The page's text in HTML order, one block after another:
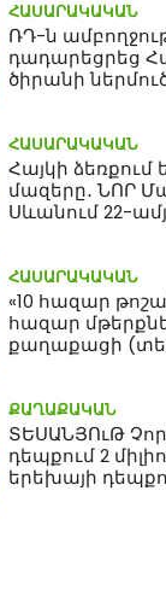
ՀԱՍԱՐԱԿԱԿԱՆ
ՌԴ-ն
դադարեցրեց
ծիրանի
ՀԱՍԱՐԱԿԱԿԱՆ
Հայկի ձեռքում
մազերը․ ՆՈՐ
Սևանում 22-
ՀԱՍԱՐԱԿԱԿԱՆ
«10 հազար
հազար
քաղաքացի
ՔԱՂԱՔԱԿԱՆ
ՏԵՍԱՆՅՈւԹ
դեպքում 2
երեխայի